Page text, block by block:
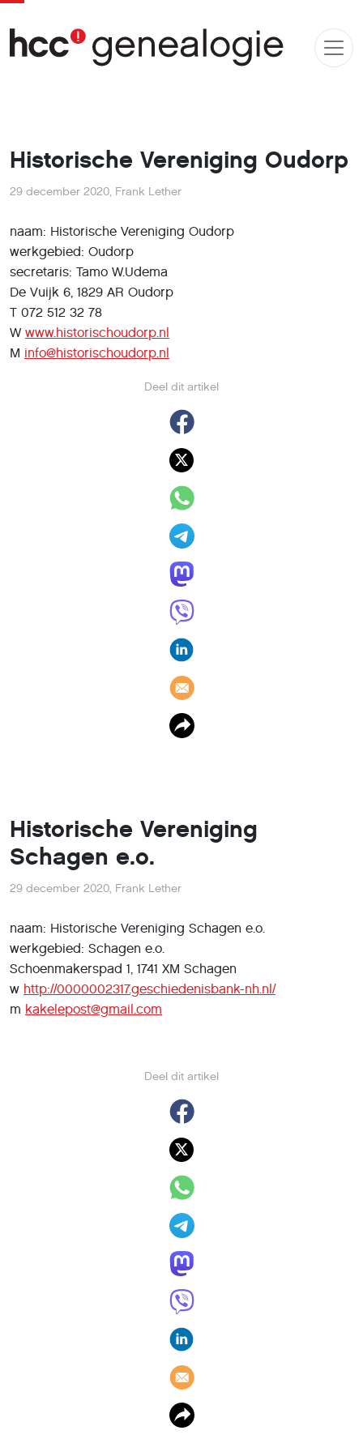
Historische Vereniging Oudorp
Deel dit artikel
29 december 2020, Frank Lether
naam: Historische Vereniging Oudorp
werkgebied: Oudorp
secretaris: Tamo W.Udema
De Vuijk 6, 1829 AR Oudorp
T 072 512 32 78
W www.historischoudorp.nl
M info@historischoudorp.nl
Historische Vereniging
Schagen e.o.
Deel dit artikel
29 december 2020, Frank Lether
naam: Historische Vereniging Schagen e.o.
werkgebied: Schagen e.o.
Schoenmakerspad 1, 1741 XM Schagen
w http://0000002317.geschiedenisbank-nh.nl/
m kakelepost@gmail.com